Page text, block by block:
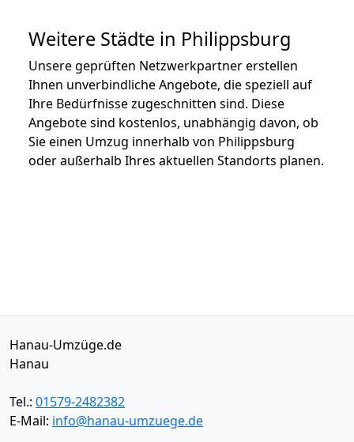
Weitere Städte in Philippsburg
Unsere geprüften Netzwerkpartner erstellen
Ihnen unverbindliche Angebote, die speziell auf
Ihre Bedürfnisse zugeschnitten sind. Diese
Angebote sind kostenlos, unabhängig davon, ob
Sie einen Umzug innerhalb von Philippsburg
oder außerhalb Ihres aktuellen Standorts planen.
Hanau-Umzüge.de
Hanau
Tel.: 01579-2482382
E-Mail: info@hanau-umzuege.de